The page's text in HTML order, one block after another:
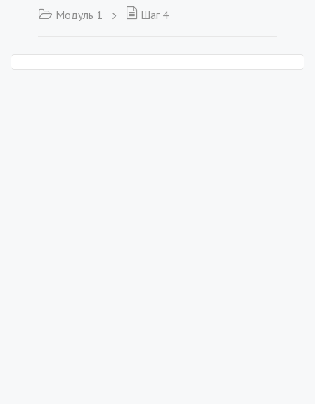
Модуль 1
Шаг 4